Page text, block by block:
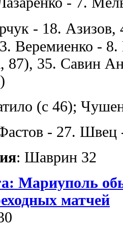
- 18. Азизов,
Веремиенко -
87), 35. Савин
(с 46);
- 27. Швец
: Шаврин 32
Мариуполь
матчей